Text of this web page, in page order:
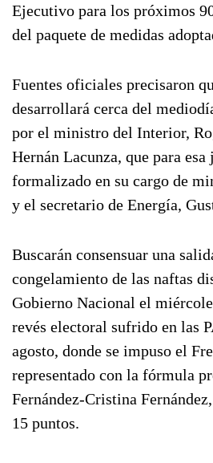
Ejecutivo para los próximos
del paquete de medidas
Fuentes oficiales precisaron
desarrollará cerca del
por el ministro del Interior,
Hernán Lacunza, que para esa
formalizado en su cargo de
y el secretario de Energía,
Buscarán consensuar una
congelamiento de las naftas
Gobierno Nacional el
revés electoral sufrido en las
agosto, donde se impuso el
representado con la fórmula
Fernández-Cristina
15 puntos.